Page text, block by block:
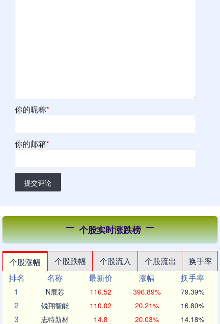
你的昵称*
你的邮箱*
提交评论
个股实时涨跌榜
个股涨幅 个股跌幅 个股流入 个股流出
换手率
排名
名称 最新价 涨幅
换手率
1
N展芯 116.52 396.89% 79.39%
2 锐翔智能 110.02 20.21% 16.80%
3 志特新材 14.8 20.03% 14.18%